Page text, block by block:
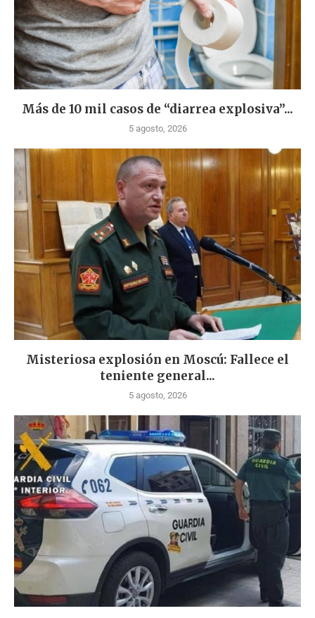
Más de 10 mil casos de “diarrea explosiva”...
5 agosto, 2026
Misteriosa explosión en Moscú: Fallece el
teniente general...
5 agosto, 2026